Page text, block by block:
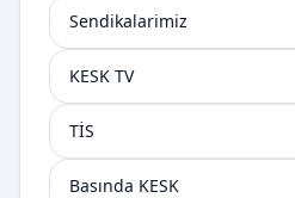
Sendikalarimiz
KESK TV
TİS
Basında KESK